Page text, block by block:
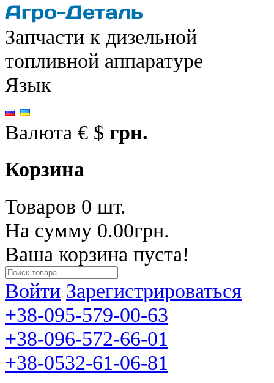
Запчасти к дизельной
топливной аппаратуре
Язык
Валюта € $ грн.
Корзина
Товаров 0 шт.
На сумму 0.00грн.
Ваша корзина пуста!
Войти Зарегистрироваться
+38-095-579-00-63
+38-096-572-66-01
+38-0532-61-06-81